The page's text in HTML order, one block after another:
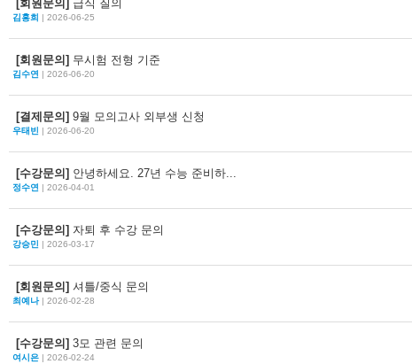
[회원문의] 급식 질의
김홍희 | 2026-06-25
[회원문의] 무시험 전형 기준
김수연 | 2026-06-20
[결제문의] 9월 모의고사 외부생 신청
우태빈 | 2026-06-20
[수강문의] 안녕하세요. 27년 수능 준비하...
정수연 | 2026-04-01
[수강문의] 자퇴 후 수강 문의
강승민 | 2026-03-17
[회원문의] 셔틀/중식 문의
최예나| 2026-02-28
[수강문의] 3모 관련 문의
여시은 | 2026-02-24